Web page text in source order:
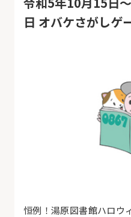
日 オバケさがしゲ
恒例！湯原図書館ハロウ